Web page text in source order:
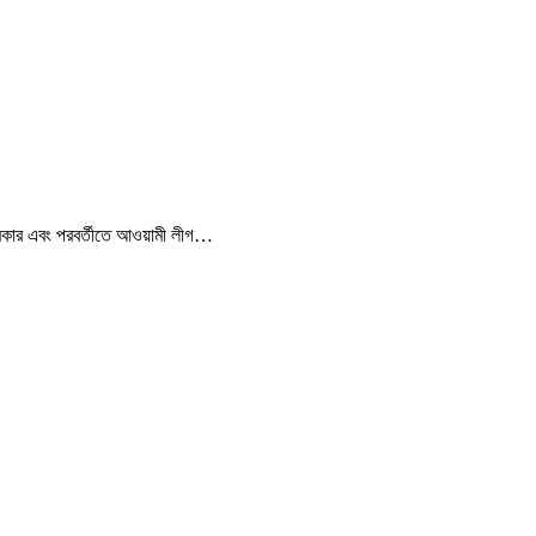
এবং পরবর্তীতে আওয়ামী লীগ…